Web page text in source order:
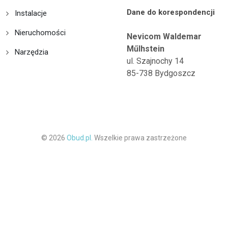
Instalacje
Nieruchomości
Narzędzia
Dane do korespondencji
Nevicom Waldemar
Műlhstein
ul. Szajnochy 14
85-738 Bydgoszcz
© 2026 Obud.pl. Wszelkie prawa zastrzeżone